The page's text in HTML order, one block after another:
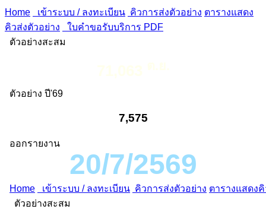
Home เข้าระบบ / ลงทะเบียน คิวการส่งตัวอย่าง ตารางแสดง
คิวส่งตัวอย่าง
ใบคำขอรับบริการ PDF
ตัวอย่างสะสม
ตัวอย่าง ปี'69
7,575
ออกรายงาน
20/7/2569